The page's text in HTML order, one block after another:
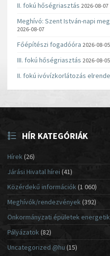
II. fokú hőségriasztás 2026-08-07
Meghívó: Szent István-napi
2026-08-07
Főépítészi fogadóóra 2026-08-05
III. fokú hőségriasztás 2026-08-05
II. fokú ivóvízkorlátozás
HÍR KATEGÓRIÁK
Hírek(26)
Járási Hivatal hírei (41)
Közérdekű információk(1 060)
Meghívók/rendezvények (392)
Önkormányzati épületek
Pályázatok (82)
Uncategorized @hu (15)